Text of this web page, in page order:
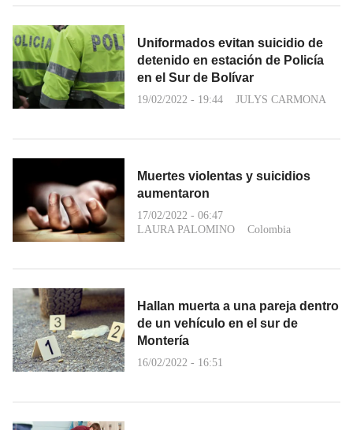
Uniformados evitan suicidio de
detenido en estación de Policía
en el Sur de Bolívar
19/02/2022 - 19:44 JULYS CARMONA
Muertes violentas y suicidios
aumentaron
17/02/2022 - 06:47
LAURA PALOMINO
Colombia
Hallan muerta a una pareja dentro
de un vehículo en el sur de
Montería
16/02/2022 - 16:51